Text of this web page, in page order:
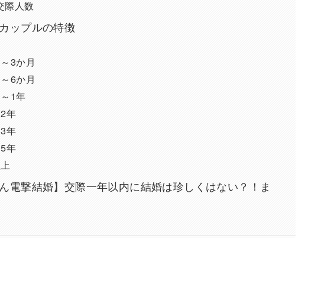
際人数
ップルの特徴
3か月
6か月
1年
年
年
年
電撃結婚】交際一年以内に結婚は珍しくはない？！ま